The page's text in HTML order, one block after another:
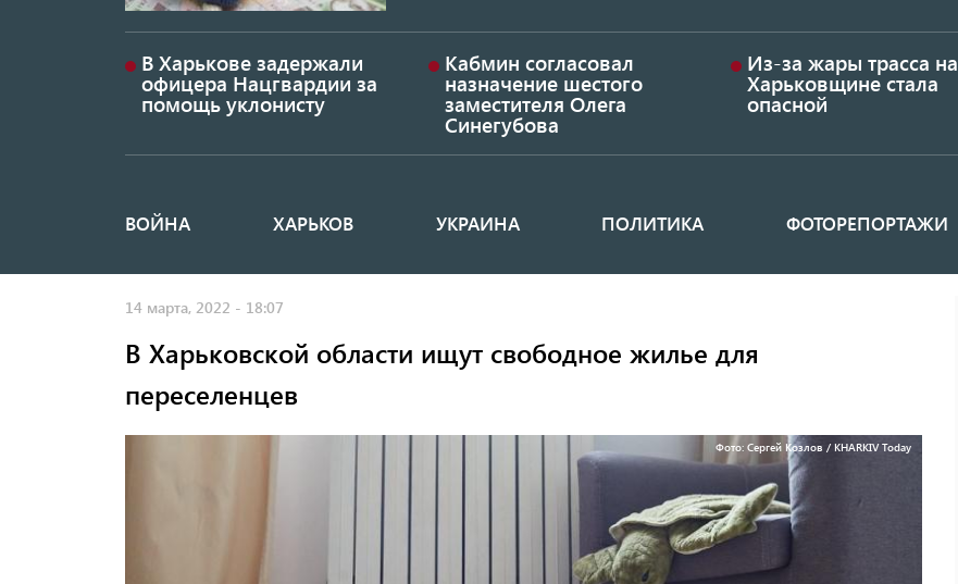
В Харькове задержали
офицера Нацгвардии за
помощь уклонисту
Кабмин согласовал
назначение шестого
заместителя Олега
Синегубова
Из-за жары трасса на
Харьковщине стала
опасной
Основная
ВОЙНА ХАРЬКОВ УКРАИНА ПОЛИТИКА ФОТОРЕПОРТАЖИ
14 марта, 2022 - 18:07
В Харьковской области ищут свободное жилье для
переселенцев
Фото: Сергей Козлов / KHARKIV Today